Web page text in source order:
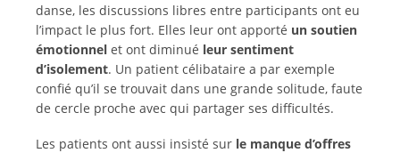
danse, les discussions libres entre participants ont eu
l’impact le plus fort. Elles leur ont apporté un soutien
émotionnel et ont diminué leur sentiment
d’isolement. Un patient célibataire a par exemple
confié qu’il se trouvait dans une grande solitude, faute
de cercle proche avec qui partager ses difficultés.
Les patients ont aussi insisté sur le manque d’offres